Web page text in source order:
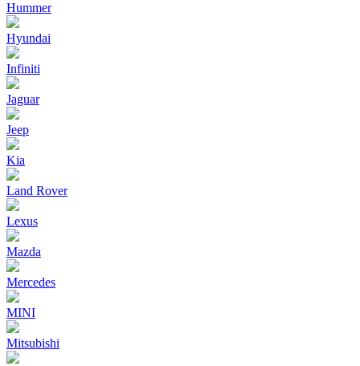
Hummer
Hyundai
Infiniti
Jaguar
Jeep
Kia
Land Rover
Lexus
Mazda
Mercedes
MINI
Mitsubishi